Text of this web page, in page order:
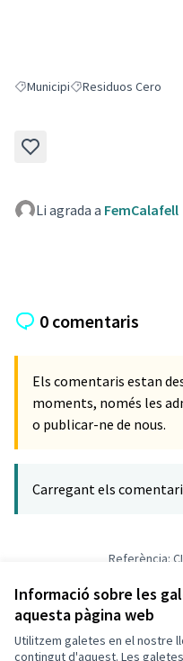
Informació sobre les
aquesta pàgina web
Utilitzem galetes en el nostre
contingut d'aquest. Les
Resultats en filtrar per: Municipi
MunicipiResultats en filtrar
Residuos Cero
Li agrada a FemCalafell
0 comentaris
Els comentaris estan
moments, només les
o publicar-ne de nous.
Carregant els
Referència:
Verifica
Termes i condicions d'ús